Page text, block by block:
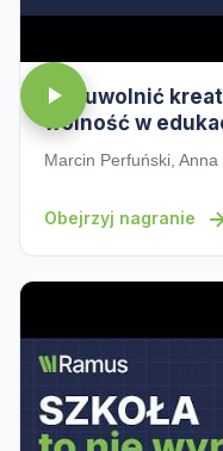
Jak uwolnić
wolność w
Marcin Perfuński, Anna
Obejrzyj nagranie